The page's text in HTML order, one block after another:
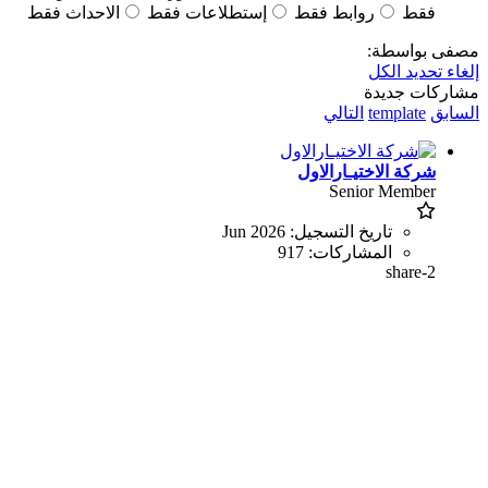
فقط روابط فقط إستطلاعات فقط الاحداث فقط
مصفى بواسطة:
إلغاء تحديد الكل
مشاركات جديدة
السابق template التالي
شركة الاختيـارالاول
Senior Member
تاريخ التسجيل: Jun 2026
المشاركات: 917
share-2